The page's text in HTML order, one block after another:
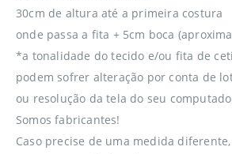
30cm de altura até a primeira costura
onde passa a fita + 5cm boca
*a tonalidade do tecido e/ou fita de
podem sofrer alteração por conta de
ou resolução da tela do seu
Somos fabricantes!
Caso precise de uma medida diferente,